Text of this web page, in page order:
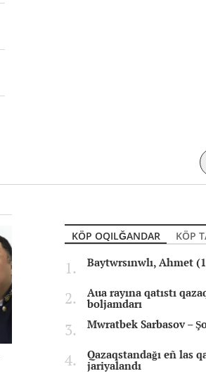
KÖP OQILĞANDAR
KÖP
Baytwrsınwlı, Ahmet
Aua rayına qatıstı
boljamdarı
Mwratbek Sarbasov –
Qazaqstandağı eñ las
jariyalandı